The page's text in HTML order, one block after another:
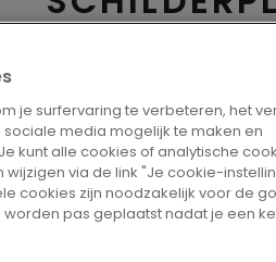
ZOEK EEN
je surfervaring te verbeteren, het
media mogelijk te maken en
kunt alle cookies of analytische
via de link "Je cookie-
cookies zijn noodzakelijk voor de
pas geplaatst nadat je een